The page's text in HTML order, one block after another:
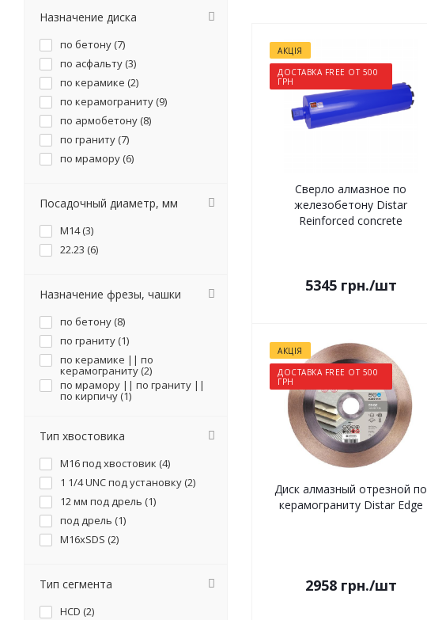
АКЦІЯ
ДОСТАВКА FREE ОТ 500
ГРН
Сверло алмазное по
железобетону Distar
Reinforced concrete
5345грн./шт
АКЦІЯ
ДОСТАВКА FREE ОТ 500
ГРН
Диск алмазный отрезной по
керамограниту Distar Edge
2958грн./шт
Назначение диска
по бетону (7)
по асфальту (3)
по керамике (2)
по керамограниту (9)
по армобетону (8)
по граниту (7)
по мрамору (6)
Посадочный диаметр, мм
М14 (3)
22.23 (6)
Назначение фрезы, чашки
по бетону (8)
по граниту (1)
по керамике || по
керамограниту (2)
по мрамору || по граниту ||
по кирпичу (1)
Тип хвостовика
М16 под хвостовик (4)
1 1/4 UNC под установку (2)
12 мм под дрель (1)
под дрель (1)
М16xSDS (2)
Тип сегмента
HCD (2)